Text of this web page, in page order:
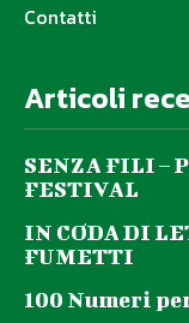
Contatti
Articoli
SENZA FILI –
FESTIVAL
IN CODA DI
FUMETTI
100 Numeri